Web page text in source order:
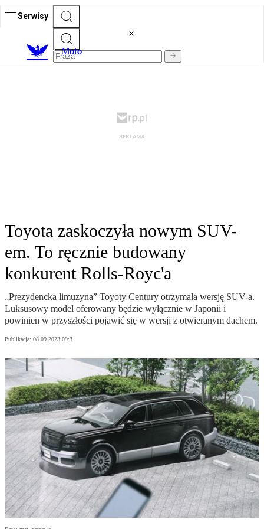
Serwisy
Moto
Toyota zaskoczyła nowym SUV-
em. To ręcznie budowany
konkurent Rolls-Royc'a
„Prezydencka limuzyna” Toyoty Century otrzymała wersję SUV-a.
Luksusowy model oferowany będzie wyłącznie w Japonii i
powinien w przyszłości pojawić się w wersji z otwieranym dachem.
Publikacja: 08.09.2023 09:31